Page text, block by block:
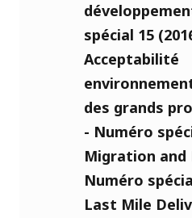
spécial 15
Acceptabilité
des grands
- Numéro
Migration and
Numéro
Last Mile